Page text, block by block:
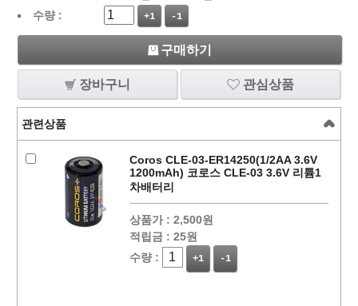
수량 :
+1 -1
구매하기
장바구니 관심상품
관련상품
Coros CLE-03-ER14250(1/2AA 3.6V
1200mAh) 코로스 CLE-03 3.6V 리튬1
차배터리
상품가 : 2,500원
적립금 : 25원
수량 :
+1 -1